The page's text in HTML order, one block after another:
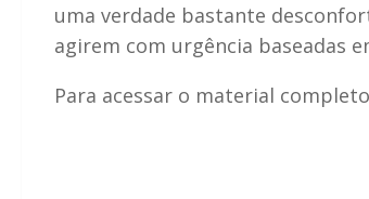
uma verdade bastante
agirem com urgência baseadas
Para acessar o material